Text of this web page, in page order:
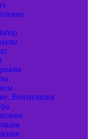
Вентиляция